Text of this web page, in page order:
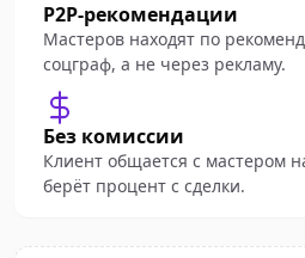
P2P-рекомендации
Мастеров находят по
соцграф, а не через рекламу.
Без комиссии
Клиент общается с мастером
берёт процент с сделки.